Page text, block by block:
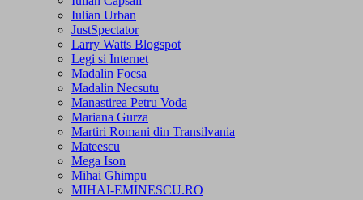
Iulian Urban
JustSpectator
Larry Watts Blogspot
Legi si Internet
Madalin Focsa
Madalin Necsutu
Manastirea Petru Voda
Mariana Gurza
Martiri Romani din Transilvania
Mateescu
Mega Ison
Mihai Ghimpu
MIHAI-EMINESCU.RO